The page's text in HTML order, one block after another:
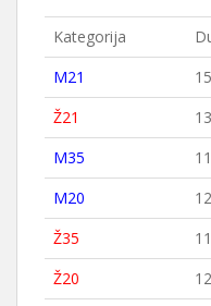
Kategorija
M21
Ž21
M35
M20
Ž35
Ž20